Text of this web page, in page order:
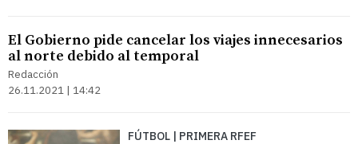
El Gobierno pide cancelar los viajes innecesarios
al norte debido al temporal
Redacción
26.11.2021 | 14:42
FÚTBOL | PRIMERA RFEF